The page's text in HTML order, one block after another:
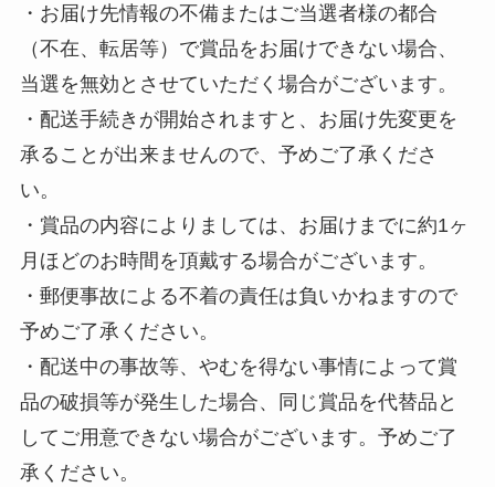
・お届け先情報の不備またはご当選者様の都合
（不在、転居等）で賞品をお届けできない場合、
当選を無効とさせていただく場合がございます。
・配送手続きが開始されますと、お届け先変更を
承ることが出来ませんので、予めご了承くださ
い。
・賞品の内容によりましては、お届けまでに約1ヶ
月ほどのお時間を頂戴する場合がございます。
・郵便事故による不着の責任は負いかねますので
予めご了承ください。
・配送中の事故等、やむを得ない事情によって賞
品の破損等が発生した場合、同じ賞品を代替品と
してご用意できない場合がございます。予めご了
承ください。